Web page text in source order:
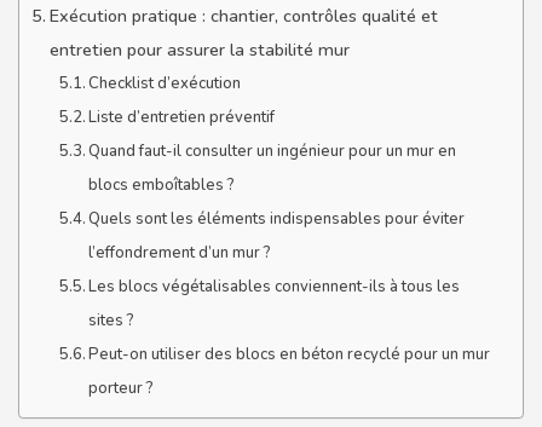
Exécution pratique : chantier, contrôles qualité et
entretien pour assurer la stabilité mur
Checklist d’exécution
Liste d’entretien préventif
Quand faut-il consulter un ingénieur pour un mur en
blocs emboîtables ?
Quels sont les éléments indispensables pour éviter
l’effondrement d’un mur ?
Les blocs végétalisables conviennent-ils à tous les
sites ?
Peut-on utiliser des blocs en béton recyclé pour un mur
porteur ?